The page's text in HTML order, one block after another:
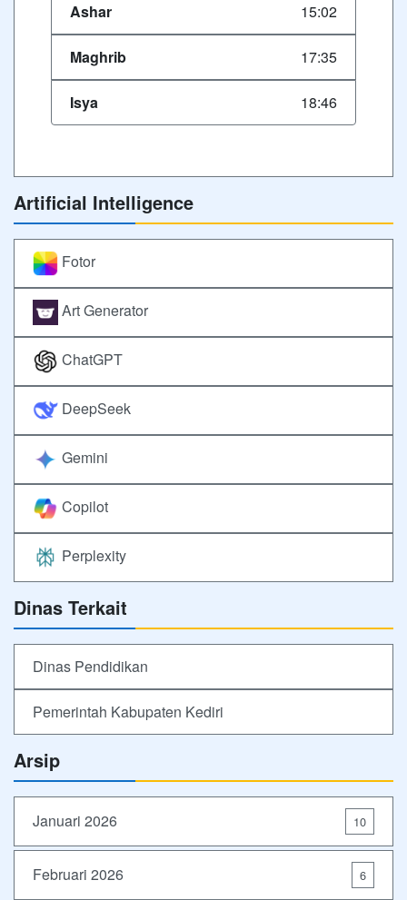
Ashar 15:02
Maghrib 17:35
Isya 18:46
Artificial Intelligence
Fotor
Art Generator
ChatGPT
DeepSeek
Gemini
Copilot
Perplexity
Dinas Terkait
Dinas Pendidikan
Pemerintah Kabupaten Kediri
Arsip
Januari 2026 10
Februari 2026 6